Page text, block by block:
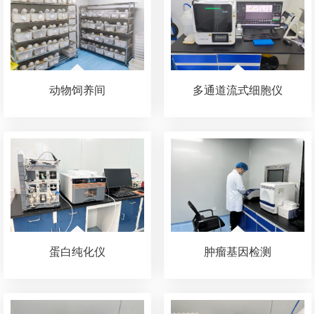
动物饲养间 多通道流式细胞仪
蛋白纯化仪 肿瘤基因检测